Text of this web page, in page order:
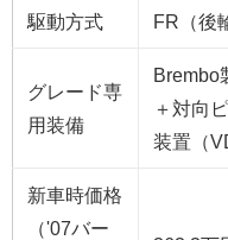
駆動方式 FR（後
グレード専
用装備
Brembo
＋対向
装置（
新車時価格
（'07バー